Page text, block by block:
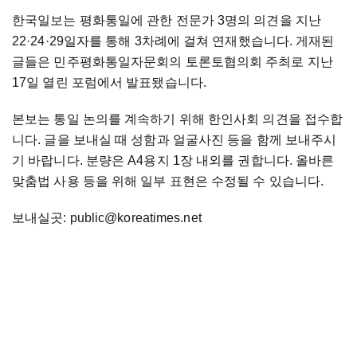
한국일보는 평화통일에 관한 전문가 3명의 의견을 지난
22·24·29일자를 통해 3차례에 걸쳐 연재했습니다. 게재된
글들은 민주평화통일자문회의 토론토협의회 주최로 지난
17일 열린 포럼에서 발표됐습니다.
본보는 통일 논의를 계속하기 위해 한인사회 의견을 접수합
니다. 글을 보내실 때 성함과 얼굴사진 등을 함께 보내주시
기 바랍니다. 분량은 A4용지 1장 내외를 권합니다. 올바른
맞춤법 사용 등을 위해 일부 표현은 수정될 수 있습니다.
보내실곳: public@koreatimes.net